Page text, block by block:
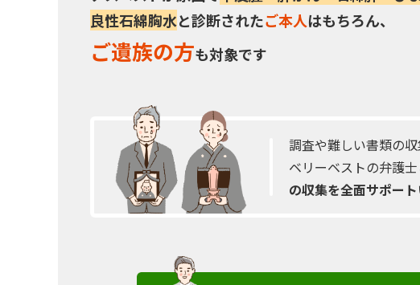
良性石綿胸水と診断されたご本人はもちろん、
ご遺族の方も対象です
調査や難しい書類の
ベリーベストの弁護
の収集を全面サポート